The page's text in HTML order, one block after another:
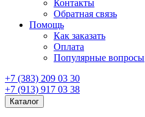
Контакты
Обратная связь
Помощь
Как заказать
Оплата
Популярные вопросы
+7 (383) 209 03 30
+7 (913) 917 03 38
Каталог